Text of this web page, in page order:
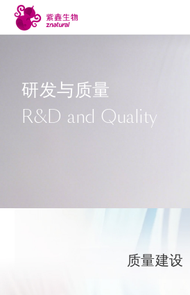
质量建设
新
行业
员工
研发与质量
R&D and Quality
质量建设